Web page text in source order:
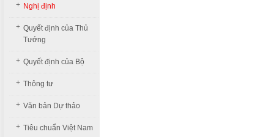
+ Nghị định
+ Quyết định của Thủ
Tướng
+ Quyết định của Bộ
+ Thông tư
+ Văn bản Dự thảo
+ Tiêu chuẩn Việt Nam